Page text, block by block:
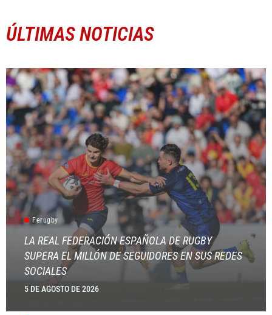
ÚLTIMAS NOTICIAS
Ferugby
LA REAL FEDERACIÓN ESPAÑOLA DE RUGBY
SUPERA EL MILLÓN DE SEGUIDORES EN SUS REDES
SOCIALES
5 DE AGOSTO DE 2026